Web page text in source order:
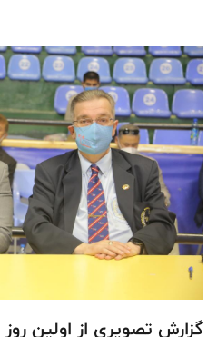
گزارش تصویری از اولین